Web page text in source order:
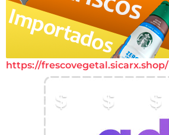
https://frescovegetal.sicarx.shop/